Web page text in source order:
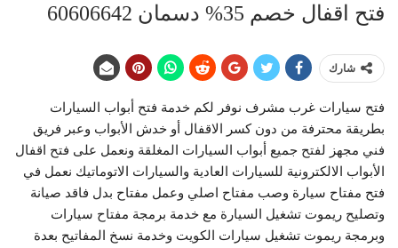
فتح اقفال خصم 35% دسمان 60606642
شارك
فتح سيارات غرب مشرف نوفر لكم خدمة فتح أبواب السيارات
بطريقة محترفة من دون كسر الاقفال أو خدش الأبواب وعبر فريق
فني مجهز لفتح جميع أبواب السيارات المغلقة ونعمل على فتح اقفال
الأبواب الالكترونية للسيارات العادية والسيارات الاتوماتيك نعمل في
فتح مفتاح سيارة وصب مفتاح اصلي وعمل مفتاح بدل فاقد صيانة
وتصليح ريموت تشغيل السيارة مع خدمة برمجة مفتاح سيارات
وبرمجة ريموت تشغيل سيارات الكويت وخدمة نسخ المفاتيح بعدة